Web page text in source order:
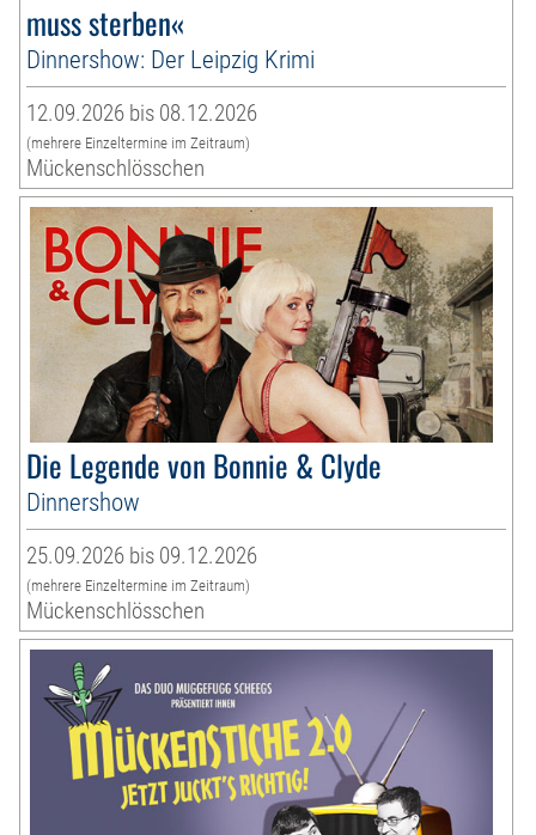
muss sterben«
Dinnershow: Der Leipzig Krimi
12.09.2026 bis 08.12.2026
(mehrere Einzeltermine im Zeitraum)
Mückenschlösschen
Die Legende von Bonnie & Clyde
Dinnershow
25.09.2026 bis 09.12.2026
(mehrere Einzeltermine im Zeitraum)
Mückenschlösschen